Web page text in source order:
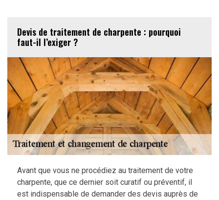
Devis de traitement de charpente : pourquoi
faut-il l’exiger ?
Avant que vous ne procédiez au traitement de votre
charpente, que ce dernier soit curatif ou préventif, il
est indispensable de demander des devis auprès de